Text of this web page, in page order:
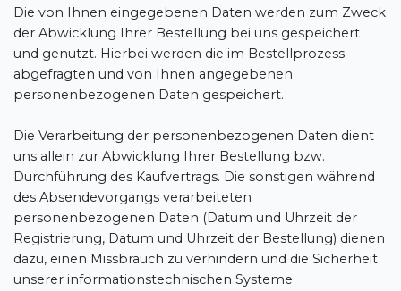
Die von Ihnen eingegebenen Daten werden zum Zweck
der Abwicklung Ihrer Bestellung bei uns gespeichert
und genutzt. Hierbei werden die im Bestellprozess
abgefragten und von Ihnen angegebenen
personenbezogenen Daten gespeichert.
Die Verarbeitung der personenbezogenen Daten dient
uns allein zur Abwicklung Ihrer Bestellung bzw.
Durchführung des Kaufvertrags. Die sonstigen während
des Absendevorgangs verarbeiteten
personenbezogenen Daten (Datum und Uhrzeit der
Registrierung, Datum und Uhrzeit der Bestellung) dienen
dazu, einen Missbrauch zu verhindern und die Sicherheit
unserer informationstechnischen Systeme